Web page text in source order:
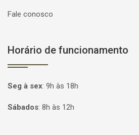
Fale conosco
Horário de funcionamento
Seg à sex: 9h às 18h
Sábados: 8h às 12h